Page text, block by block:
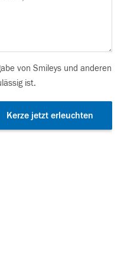
von Smileys und anderen
ist.
Kerze jetzt erleuchten